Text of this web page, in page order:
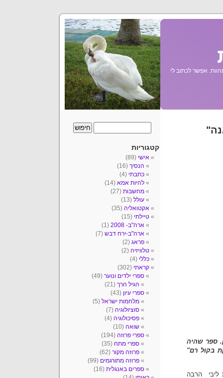
אפשר לכתוב לי
ספר שהיה
בקול רם"
ליבי הרבה
קטגוריות
אישי (89)
הנסיך (16)
כתבתי (4)
להיות אמא (14)
מחשבות (27)
עולל (13)
אקטואליה (35)
טיילתי (15)
ארה"ב- 2008
(1)
ארה"ב-ירח דבש (7)
פראג (2)
טלוויזיה (2)
כללי (4)
קראתי (302)
ספרי ילדים ונוער (49)
הגיל הרך (21)
ספרי עיון (43)
מלחמות ישראל (5)
סוציולוגיה (7)
פסיכולוגיה (4)
שואה (10)
ספרי פרוזה (194)
ספרי מתח (35)
פרוזה מקור (62)
פרוזה מתורגמים (99)
ספרים באנגלית (16)